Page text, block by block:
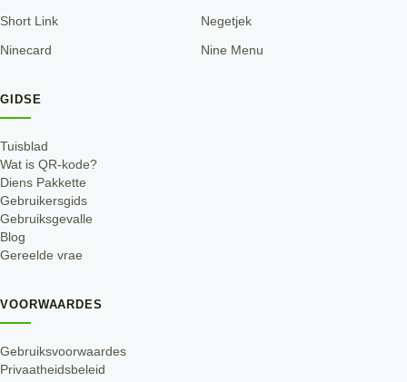
Short Link Negetjek
Ninecard Nine Menu
GIDSE
Tuisblad
Wat is QR-kode?
Diens Pakkette
Gebruikersgids
Gebruiksgevalle
Blog
Gereelde vrae
VOORWAARDES
Gebruiksvoorwaardes
Privaatheidsbeleid